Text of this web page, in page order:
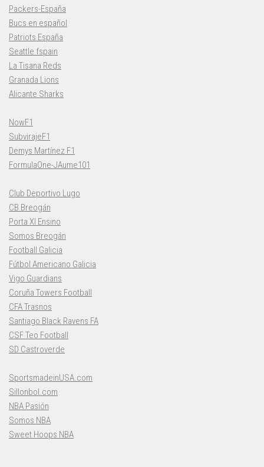
Packers-España
Bucs en español
Patriots España
Seattle fspain
La Tisana Reds
Granada Lions
Alicante Sharks
NowF1
SubvirajeF1
Demys Martínez F1
FormulaOne-JAume101
Club Deportivo Lugo
CB Breogán
Porta XI Ensino
Somos Breogán
Football Galicia
Fútbol Americano Galicia
Vigo Guardians
Coruña Towers Football
CFA Trasnos
Santiago Black Ravens FA
CSF Teo Football
SD Castroverde
SportsmadeinUSA.com
Sillonbol.com
NBA Pasión
Somos NBA
Sweet Hoops NBA